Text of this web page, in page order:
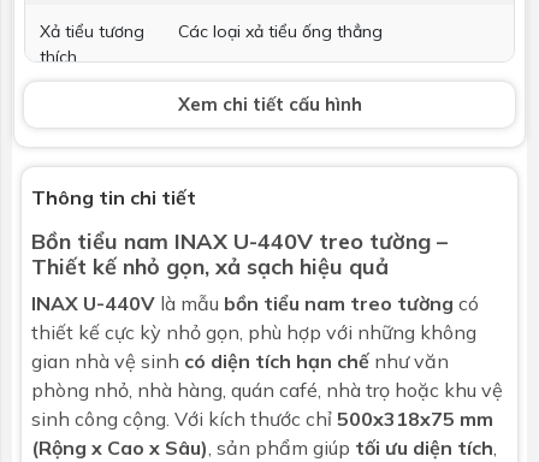
Xả tiểu tương
thích
Các loại xả tiểu ống thẳng
Không bao gồm
Phụ kiện kèm
theo
Phụ kiện lắp đặt. đã bao gồm gioăng nối
tường
Kích thước 325x290x500 mm
Bảo hành Nhấp để xem chính sách bảo hành
Xem chi tiết cấu hình
Thông tin chi tiết
Bồn tiểu nam INAX U-440V treo tường –
Thiết kế nhỏ gọn, xả sạch hiệu quả
INAX U-440V là mẫu bồn tiểu nam treo tường có
thiết kế cực kỳ nhỏ gọn, phù hợp với những không
gian nhà vệ sinh có diện tích hạn chế như văn
phòng nhỏ, nhà hàng, quán café, nhà trọ hoặc khu vệ
sinh công cộng. Với kích thước chỉ 500x318x75 mm
(Rộng x Cao x Sâu) , sản phẩm giúp tối ưu diện tích